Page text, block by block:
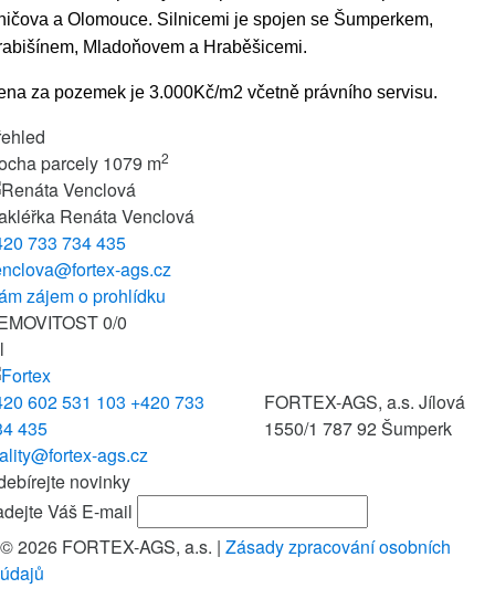
a Olomouce. Silnicemi je spojen se Šumperkem,
Mladoňovem a Hraběšicemi.
za pozemek je 3.000Kč/m2 včetně právního servisu.
parcely 1079 m2
Renáta Venclová
733 734 435
ags.cz
zájem o prohlídku
0/0
l
602 531 103 +420 733
435
ags.cz
FORTEX-AGS, a.s. Jílová
1550/1 787 92 Šumperk
novinky
Váš E-mail
© 2026 FORTEX-AGS, a.s. | Zásady zpracování osobních
údajů